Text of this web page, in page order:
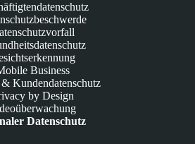
Business
Kundendatenschutz
by Design
Datenschutz